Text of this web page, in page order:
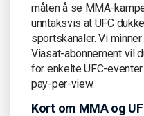
måten å se MMA-
unntaksvis at UFC
sportskanaler. Vi
Viasat-abonnement vil
for enkelte UFC-
pay-per-view.
Kort om MMA og